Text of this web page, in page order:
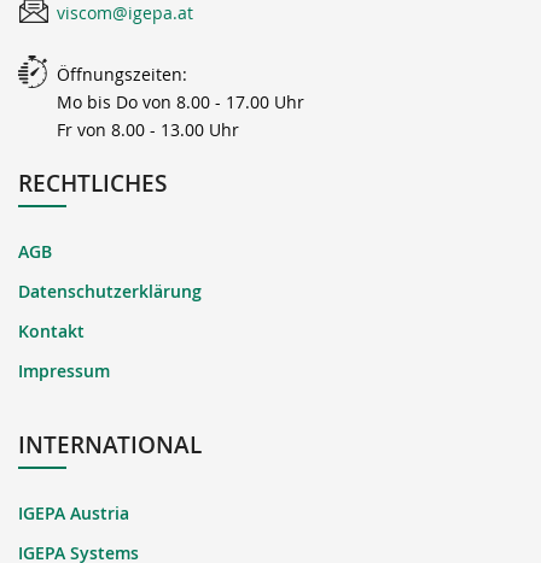
viscom@igepa.at
Öffnungszeiten:
Mo bis Do von 8.00 - 17.00 Uhr
Fr von 8.00 - 13.00 Uhr
RECHTLICHES
AGB
Datenschutzerklärung
Kontakt
Impressum
INTERNATIONAL
IGEPA Austria
IGEPA Systems